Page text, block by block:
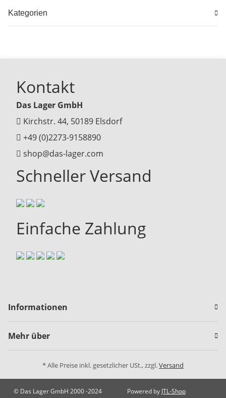
Kategorien
Kontakt
Das Lager GmbH
Kirchstr. 44, 50189 Elsdorf
+49 (0)2273-9158890
shop@das-lager.com
Schneller Versand
Einfache Zahlung
Informationen
Mehr über
* Alle Preise inkl. gesetzlicher USt., zzgl.Versand
© Das Lager GmbH 2000 -2024 Powered by JTL-Shop